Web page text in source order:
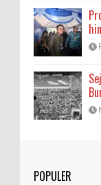
POPULER